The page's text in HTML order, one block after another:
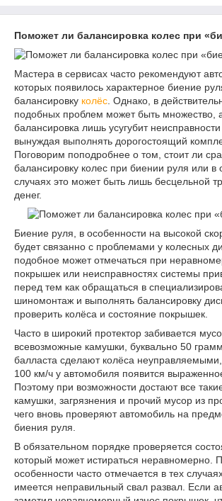
Поможет ли балансировка колес при
Мастера в сервисах часто рекомендуют
которых появилось характерное биение
балансировку колёс . Однако, в
подобных проблем может быть множество,
балансировка лишь усугубит неисправности
вынуждая выполнять дорогостоящий
Поговорим поподробнее о том, стоит ли
балансировку колес при биении руля или в
случаях это может быть лишь бесцельной
денег.
Биение руля, в особенности на высокой
будет связанно с проблемами у колесных
подобное может отмечаться при
покрышек или неисправностях системы
перед тем как обращаться в
шиномонтаж и выполнять балансировку
проверить колёса и состояние покрышек.
Часто в широкий протектор забивается
всевозможные камушки, буквально 50
балласта сделают колёса
100 км/ч у автомобиля появится
Поэтому при возможности достают все
камушки, загрязнения и прочий мусор из
чего вновь проверяют автомобиль на
биения руля.
В обязательном порядке проверяется
который может истираться неравномерно.
особенности часто отмечается в тех
имеется неправильный свал развал. Если